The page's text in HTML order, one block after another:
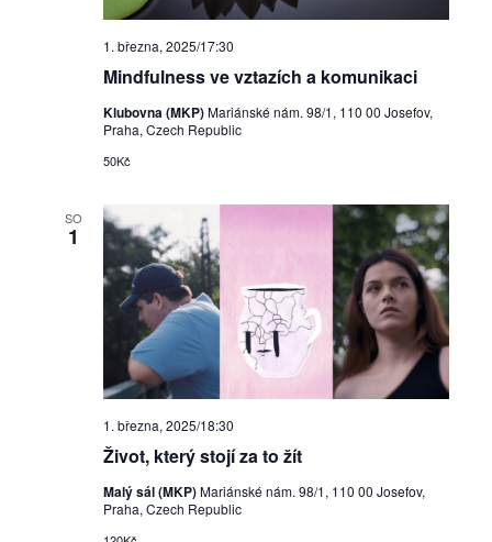
Mindfulness ve vztazích a komunikaci
1. března, 2025/17:30
Klubovna (MKP)Mariánské nám. 98/1, 110 00 Josefov,
Praha, Czech Republic
50Kč
SO
1
Život, který stojí za to žít
1. března, 2025/18:30
Malý sál (MKP)Mariánské nám. 98/1, 110 00 Josefov,
Praha, Czech Republic